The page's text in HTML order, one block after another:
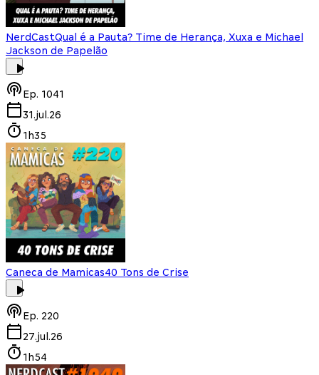
NerdCastQual é a Pauta? Time de Herança, Xuxa e Michael
Jackson de Papelão
Ep. 1041
31.jul.26
1h35
Caneca de Mamicas40 Tons de Crise
Ep. 220
27.jul.26
1h54